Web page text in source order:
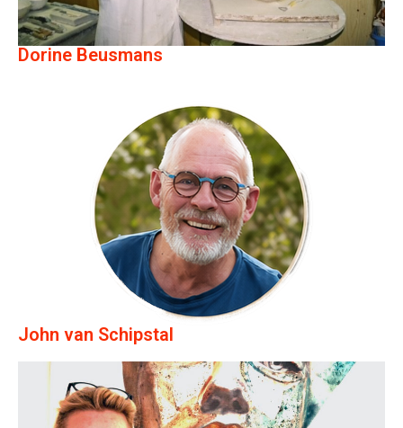
Dorine Beusmans
John van Schipstal